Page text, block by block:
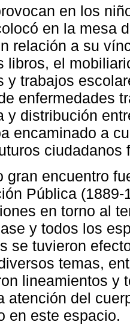
en los
en la mesa
relación a su
libros, el
y trabajos
enfermedades
y distribución
encaminado a
ciudadanos
gran encuentro
Pública
en torno al
y todos los
se tuvieron
temas,
lineamientos y
atención del
en este espacio.